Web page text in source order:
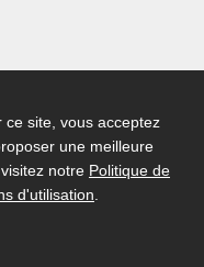
ce site, vous acceptez
une meilleure
notre Politique de
d'utilisation